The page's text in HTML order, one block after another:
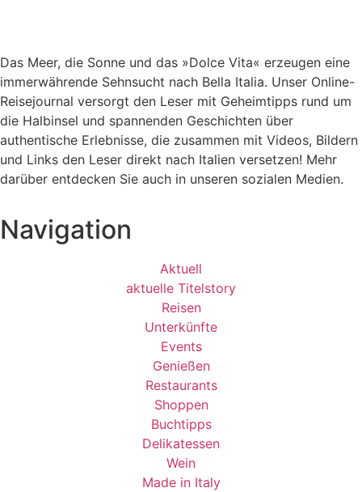
Das Meer, die Sonne und das »Dolce Vita« erzeugen eine
immerwährende Sehnsucht nach Bella Italia. Unser Online-
Reisejournal versorgt den Leser mit Geheimtipps rund um
die Halbinsel und spannenden Geschichten über
authentische Erlebnisse, die zusammen mit Videos, Bildern
und Links den Leser direkt nach Italien versetzen! Mehr
darüber entdecken Sie auch in unseren sozialen Medien.
Navigation
Aktuell
aktuelle Titelstory
Reisen
Unterkünfte
Events
Genießen
Restaurants
Shoppen
Buchtipps
Delikatessen
Wein
Made in Italy